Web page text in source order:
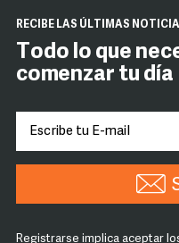
RECIBE LAS ÚLTIMAS
Todo lo que
comenzar tu día
Registrarse implica aceptar